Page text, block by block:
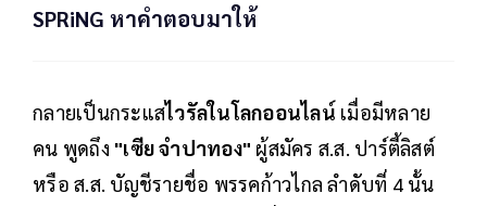
SPRiNG หาคำตอบมาให้
กลายเป็นกระแสไวรัลในโลกออนไลน์ เมื่อมีหลาย
คน พูดถึง "เซีย จำปาทอง" ผู้สมัคร ส.ส. ปาร์ตี้ลิสต์
หรือ ส.ส. บัญชีรายชื่อ พรรคก้าวไกล ลำดับที่ 4 นั้น